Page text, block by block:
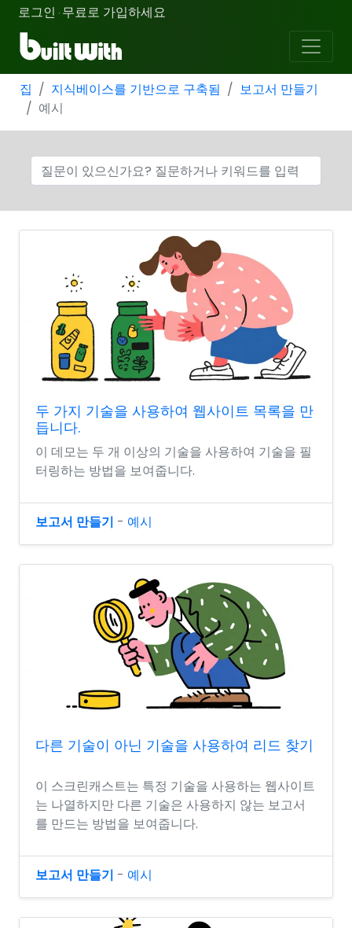
로그인 · 무료로 가입하세요
집 지식베이스를 기반으로 구축됨
보고서 만들기
예시
두 가지 기술을 사용하여 웹사이트 목록을 만
듭니다.
이 데모는 두 개 이상의 기술을 사용하여 기술을 필
터링하는 방법을 보여줍니다.
보고서 만들기 - 예시
다른 기술이 아닌 기술을 사용하여 리드 찾기
이 스크린캐스트는 특정 기술을 사용하는 웹사이트
는 나열하지만 다른 기술은 사용하지 않는 보고서
를 만드는 방법을 보여줍니다.
보고서 만들기 - 예시